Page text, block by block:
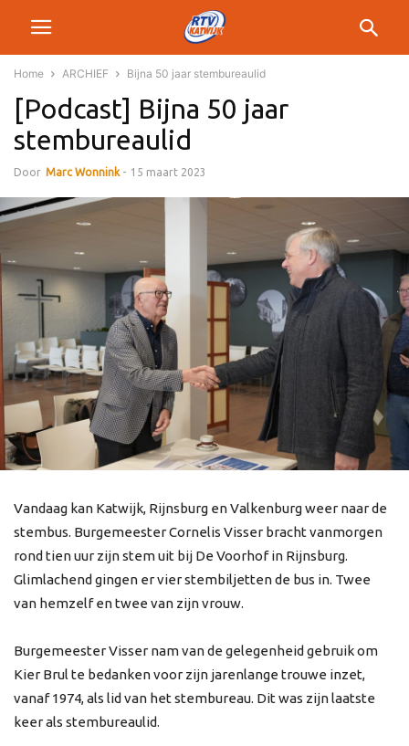
Home ARCHIEF Bijna 50 jaar stembureaulid
[Podcast] Bijna 50 jaar
stembureaulid
Door Marc Wonnink - 15 maart 2023
Vandaag kan Katwijk, Rijnsburg en Valkenburg weer naar de
stembus. Burgemeester Cornelis Visser bracht vanmorgen
rond tien uur zijn stem uit bij De Voorhof in Rijnsburg.
Glimlachend gingen er vier stembiljetten de bus in. Twee
van hemzelf en twee van zijn vrouw.
Burgemeester Visser nam van de gelegenheid gebruik om
Kier Brul te bedanken voor zijn jarenlange trouwe inzet,
vanaf 1974, als lid van het stembureau. Dit was zijn laatste
keer als stembureaulid.